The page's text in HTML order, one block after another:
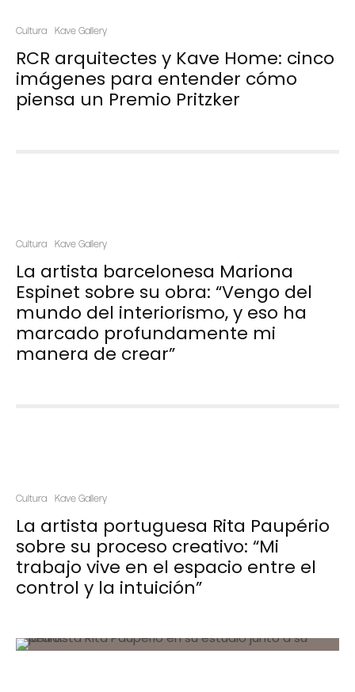
Cultura Kave Gallery
RCR arquitectes y Kave Home: cinco
imágenes para entender cómo
piensa un Premio Pritzker
Cultura Kave Gallery
La artista barcelonesa Mariona
Espinet sobre su obra: “Vengo del
mundo del interiorismo, y eso ha
marcado profundamente mi
manera de crear”
Cultura Kave Gallery
La artista portuguesa Rita Paupério
sobre su proceso creativo: “Mi
trabajo vive en el espacio entre el
control y la intuición”